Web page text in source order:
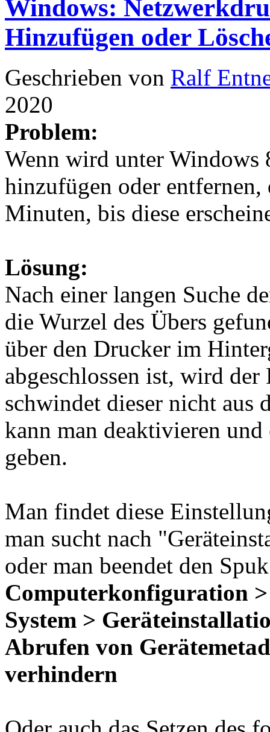
Windows:
Hinzufügen oder
Geschrieben von Ralf
2020
Problem:
Wenn wird unter Windows
hinzufügen oder entfernen,
Minuten, bis diese
Lösung:
Nach einer langen Suche
die Wurzel des Übers
über den Drucker im
abgeschlossen ist, wird
schwindet dieser nicht aus
kann man deaktivieren
geben.
Man findet diese
man sucht nach
oder man beendet den
Computerkonfiguration
System >
Abrufen von
verhindern